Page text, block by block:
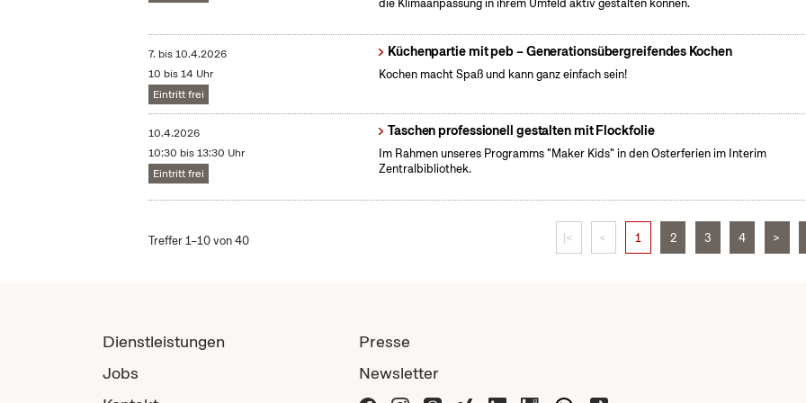
die Klimaanpassung in ihrem Umfeld aktiv gestalten können.
7. bis10.4.2026
10 bis 14 Uhr
Eintritt frei
Küchenpartie mit peb – Generationsübergreifendes Kochen
Kochen macht Spaß und kann ganz einfach sein!
10.4.2026
10:30 bis 13:30 Uhr
Eintritt frei
Taschen professionell gestalten mit Flockfolie
Im Rahmen unseres Programms "Maker Kids" in den Osterferien im Interim
Zentralbibliothek.
Treffer 1–10 von 40 |< < 1 2 3 4 >
Dienstleistungen
Jobs
Presse
Newsletter